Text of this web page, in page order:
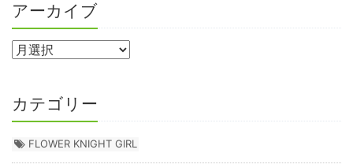
アーカイブ
カテゴリー
FLOWER KNIGHT GIRL